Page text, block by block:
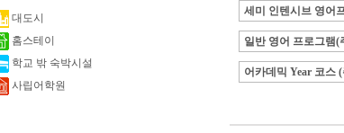
대도시
홈스테이
학교 밖 숙박시설
사립어학원
세미 인텐시브 영어
일반 영어 프로그램(
어카데믹 Year 코스